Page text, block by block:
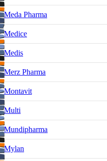
Meda Pharma
Medice
Medis
Merz Pharma
Montavit
Multi
Mundipharma
Mylan